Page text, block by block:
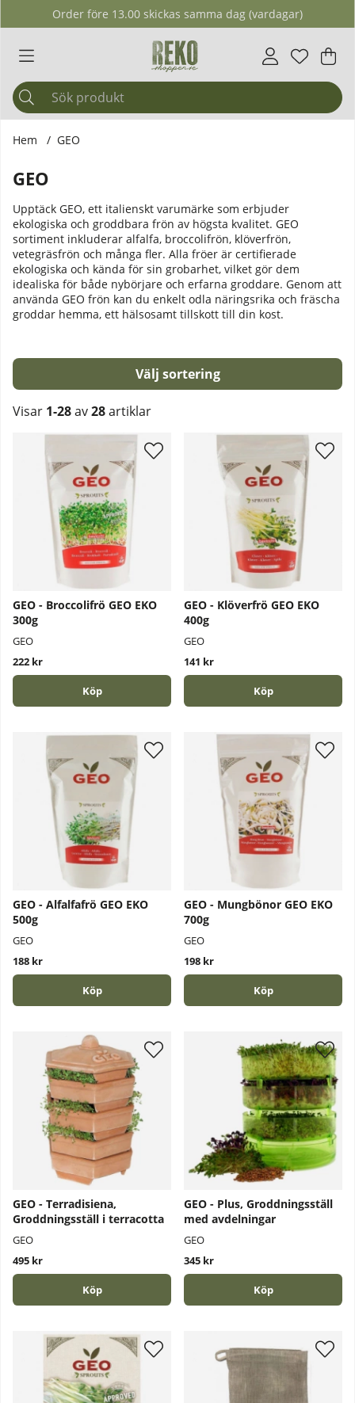
Order före 13.00 skickas samma dag (vardagar)
Antal i
. .
Hem GEO
GEO
Upptäck GEO, ett italienskt varumärke som erbjuder
ekologiska och groddbara frön av högsta kvalitet. GEO
sortiment inkluderar alfalfa, broccolifrön, klöverfrön,
vetegräsfrön och många fler. Alla fröer är certifierade
ekologiska och kända för sin grobarhet, vilket gör dem
idealiska för både nybörjare och erfarna groddare. Genom att
använda GEO frön kan du enkelt odla näringsrika och fräscha
groddar hemma, ett hälsosamt tillskott till din kost.
Sortera
Visar 1-28av28artiklar
GEO - Broccolifrö GEO EKO
300g
GEO
222 kr
Köp
GEO - Klöverfrö GEO EKO
400g
GEO
141 kr
Köp
GEO - Alfalfafrö GEO EKO
500g
GEO
188 kr
Köp
GEO - Mungbönor GEO EKO
700g
GEO
198 kr
Köp
GEO - Terradisiena,
Groddningsställ i terracotta
GEO
495 kr
Köp
GEO - Plus, Groddningsställ
med avdelningar
GEO
345 kr
Köp